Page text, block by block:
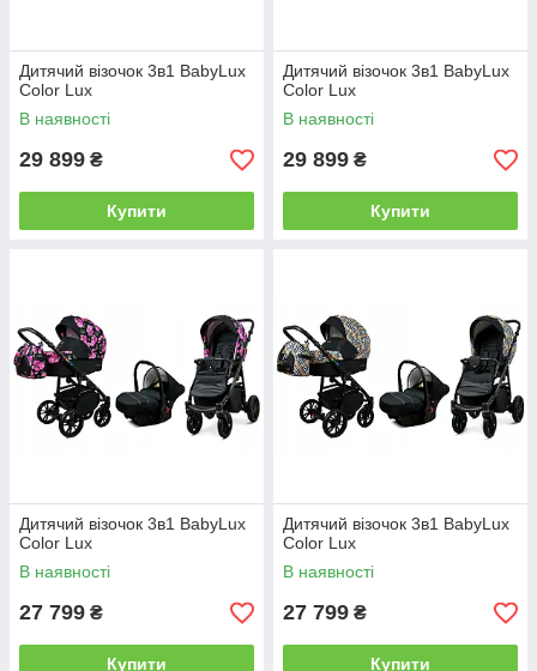
Дитячий візочок 3в1 BabyLux
Color Lux
В наявності
29 899 ₴
Купити
Дитячий візочок 3в1 BabyLux
Color Lux
В наявності
29 899 ₴
Купити
Дитячий візочок 3в1 BabyLux
Color Lux
В наявності
27 799 ₴
Купити
Дитячий візочок 3в1 BabyLux
Color Lux
В наявності
27 799 ₴
Купити